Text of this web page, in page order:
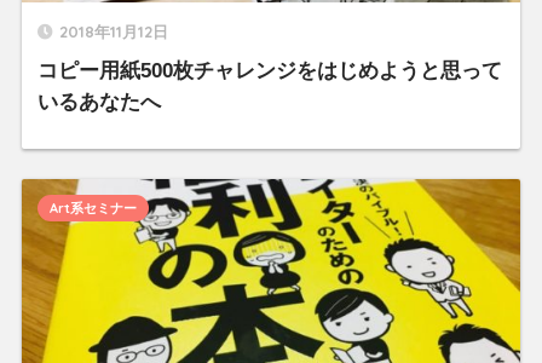
2018年11月12日
コピー用紙500枚チャレンジをはじめようと思って
いるあなたへ
Art系セミナー